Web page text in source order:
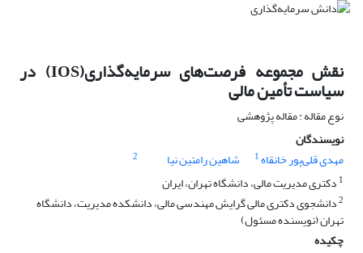
نقش مجموعه فرصت‌های سرمایه‌گذاری(IOS) در
سیاست تأمین مالی
نوع مقاله : مقاله پژوهشی
نویسندگان
مهدی قلی‌پور خانقاه1 شاهین رامتین نیا
2
1 دکتری مدیریت مالی، دانشگاه تهران، ایران
2دانشجوی دکتری مالی گرایش مهندسی مالی، دانشکده مدیریت، دانشگاه
تهران (نویسنده مسئول)
چکیده